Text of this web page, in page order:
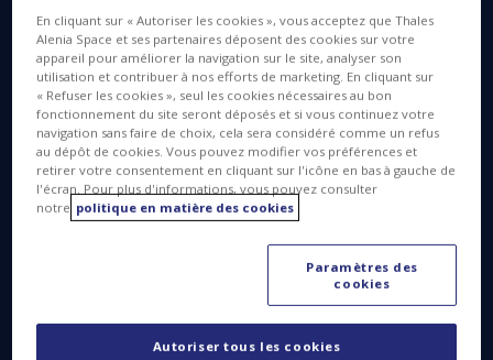
Le Space Business Catalyst est une première visant
à explorer, créer et sécuriser les conditions
nécessaires à l'émergence des futurs acteurs du
secteur spatial, en soutenant le développement de
projets disruptifs. En tant qu’accélérateur industriel,
le Space Business Catalyst accompagnera
intrapreneurs et startups en phase de croissance,
en veillant à la définition et à la réalisation de leur
stratégie d’industrialisation. Cette structure agile
favorisera l’émergence de solutions susceptibles
d’engendrer une véritable dynamique de marché,
des ruptures technologiques et des axes de
développement aux solutions existantes.
En cliquant sur « Autoriser les cookies », vous acceptez que Thales
Alenia Space et ses partenaires déposent des cookies sur votre
appareil pour améliorer la navigation sur le site, analyser son
utilisation et contribuer à nos efforts de marketing. En cliquant sur
« Refuser les cookies », seul les cookies nécessaires au bon
fonctionnement du site seront déposés et si vous continuez votre
navigation sans faire de choix, cela sera considéré comme un refus
au dépôt de cookies. Vous pouvez modifier vos préférences et
retirer votre consentement en cliquant sur l'icône en bas à gauche de
l'écran. Pour plus d'informations, vous pouvez consulter
notre politique en matière des cookies
Paramètres des
cookies
Autoriser tous les cookies